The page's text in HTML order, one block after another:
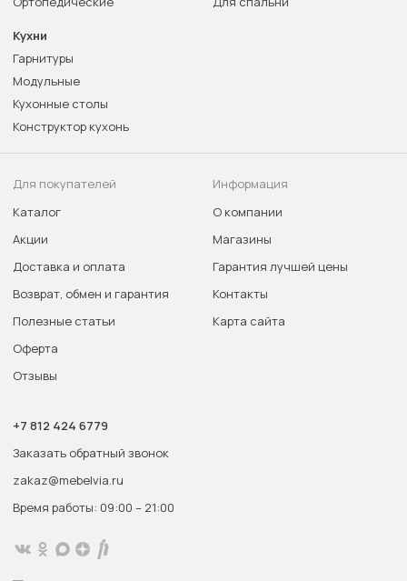
Кухни
Гарнитуры
Модульные
Кухонные столы
Конструктор кухонь
Для покупателей
Каталог
Акции
Доставка и оплата
Возврат, обмен и гарантия
Полезные статьи
Оферта
Отзывы
Информация
О компании
Магазины
Гарантия лучшей цены
Контакты
Карта сайта
+7 812 424 6779
Заказать обратный звонок
zakaz@mebelvia.ru
Время работы: 09:00 – 21:00